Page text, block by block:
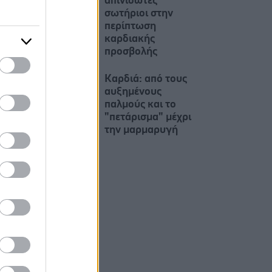
σωτήριοι στην
περίπτωση
καρδιακής
προσβολής
Καρδιά: από τους
αυξημένους
παλμούς και το
"πετάρισμα" μέχρι
την μαρμαρυγή